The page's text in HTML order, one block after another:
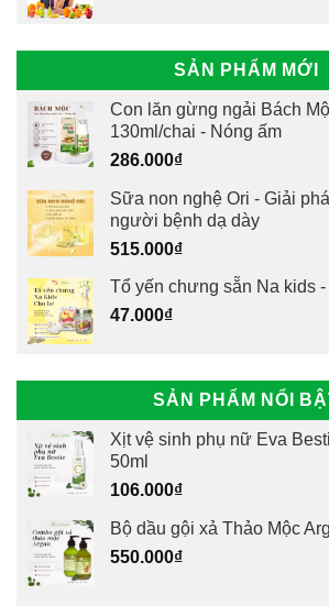
SẢN PHẨM MỚI
Con lăn gừng ngải Bách
130ml/chai - Nóng ấm
286.000₫
Sữa non nghệ Ori - Giải
người bệnh dạ dày
515.000₫
Tổ yến chưng sẵn Na kids -
47.000₫
SẢN PHẨM NỔI
Xịt vệ sinh phụ nữ Eva
50ml
106.000₫
Bộ dầu gội xả Thảo Mộc
550.000₫